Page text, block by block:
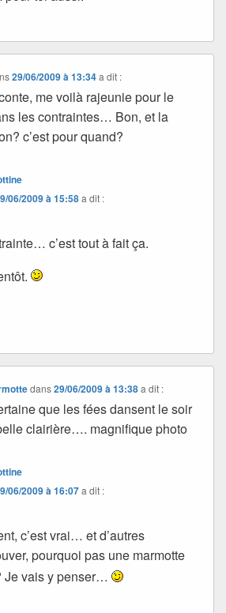
29/06/2009 à 13:34 a dit :
me voilà rajeunie pour le
les contraintes… Bon, et la
c’est pour quand?
06/2009 à 15:58a dit :
c’est tout à fait ça.
dans29/06/2009 à 13:38 a dit :
que les fées dansent le soir
clairière…. magnifique photo
06/2009 à 16:07a dit :
c’est vrai… et d’autres
pourquoi pas une marmotte
Je vais y penser…